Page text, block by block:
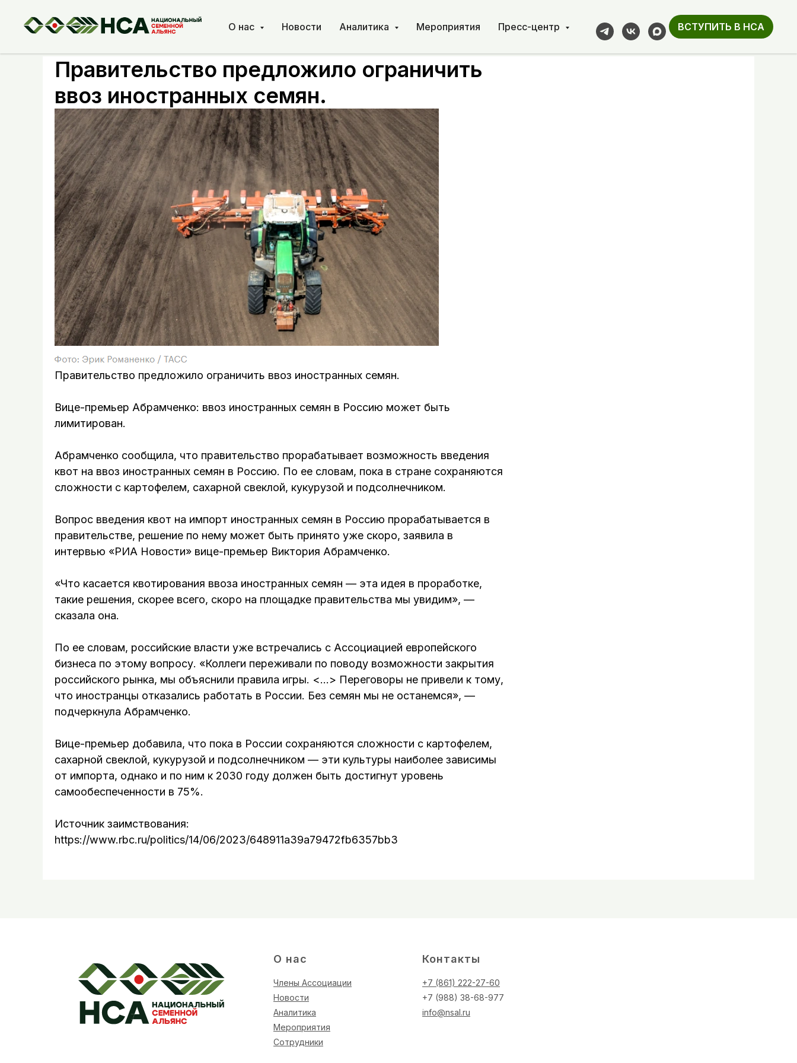
О нас Новости Аналитика Мероприятия Пресс-центр ВСТУПИТЬ В НСА
Правительство предложило ограничить
ввоз иностранных семян.
Правительство предложило ограничить ввоз иностранных семян.
Вице-премьер Абрамченко: ввоз иностранных семян в Россию может быть
лимитирован.
Абрамченко сообщила, что правительство прорабатывает возможность введения
квот на ввоз иностранных семян в Россию. По ее словам, пока в стране сохраняются
сложности с картофелем, сахарной свеклой, кукурузой и подсолнечником.
Вопрос введения квот на импорт иностранных семян в Россию прорабатывается в
правительстве, решение по нему может быть принято уже скоро, заявила в
интервью «РИА Новости» вице-премьер Виктория Абрамченко.
«Что касается квотирования ввоза иностранных семян — эта идея в проработке,
такие решения, скорее всего, скоро на площадке правительства мы увидим», —
сказала она.
По ее словам, российские власти уже встречались с Ассоциацией европейского
бизнеса по этому вопросу. «Коллеги переживали по поводу возможности закрытия
российского рынка, мы объяснили правила игры. <…> Переговоры не привели к тому,
что иностранцы отказались работать в России. Без семян мы не останемся», —
подчеркнула Абрамченко.
Вице-премьер добавила, что пока в России сохраняются сложности с картофелем,
сахарной свеклой, кукурузой и подсолнечником — эти культуры наиболее зависимы
от импорта, однако и по ним к 2030 году должен быть достигнут уровень
самообеспеченности в 75%.
Источник заимствования:
https://www.rbc.ru/politics/14/06/2023/648911a39a79472fb6357bb3
О нас
Члены Ассоциации
Новости
Аналитика
Мероприятия
Сотрудники
Контакты
+7 (861) 222-27-60
+7 (988) 38-68-977
info@nsal.ru